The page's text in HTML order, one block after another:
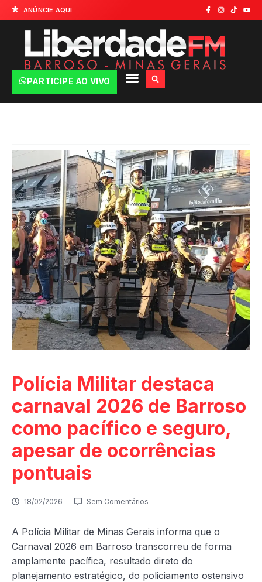
ANÚNCIE AQUI
PARTICIPE AO VIVO
Polícia Militar destaca
carnaval 2026 de Barroso
como pacífico e seguro,
apesar de ocorrências
pontuais
18/02/2026 Sem Comentários
A Polícia Militar de Minas Gerais informa que o
Carnaval 2026 em Barroso transcorreu de forma
amplamente pacífica, resultado direto do
planejamento estratégico, do policiamento ostensivo